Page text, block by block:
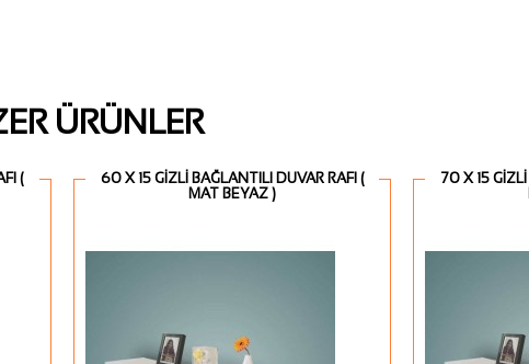
ÜRÜNLER
(
60 X 15 GİZLİ BAĞLANTILI DUVAR RAFI (
MAT BEYAZ )
70 X 15